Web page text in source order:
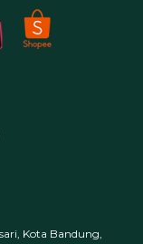
Kota Bandung,